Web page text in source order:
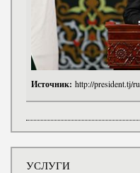
Источник: http://president.tj/
УСЛУГИ